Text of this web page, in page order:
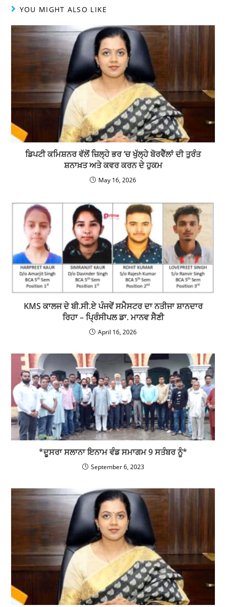
YOU MIGHT ALSO LIKE
ਡਿਪਟੀ ਕਮਿਸ਼ਨਰ ਵੱਲੋਂ ਜ਼ਿਲ੍ਹੇ ਭਰ ‘ਚ ਖੁੱਲ੍ਹੇ ਬੋਰਵੈੱਲਾਂ ਦੀ ਤੁਰੰਤ
ਸ਼ਨਾਖ਼ਤ ਅਤੇ ਕਵਰ ਕਰਨ ਦੇ ਹੁਕਮ
May 16, 2026
KMS ਕਾਲਜ ਦੇ ਬੀ.ਸੀ.ਏ ਪੰਜਵੇਂ ਸਮੈਸਟਰ ਦਾ ਨਤੀਜਾ ਸ਼ਾਨਦਾਰ
ਰਿਹਾ – ਪ੍ਰਿੰਸੀਪਲ ਡਾ. ਮਾਨਵ ਸੈਣੀ
April 16, 2026
*ਦੂਸਰਾ ਸਲਾਨਾ ਇਨਾਮ ਵੰਡ ਸਮਾਗਮ 9 ਸਤੰਬਰ ਨੂੰ*
September 6, 2023